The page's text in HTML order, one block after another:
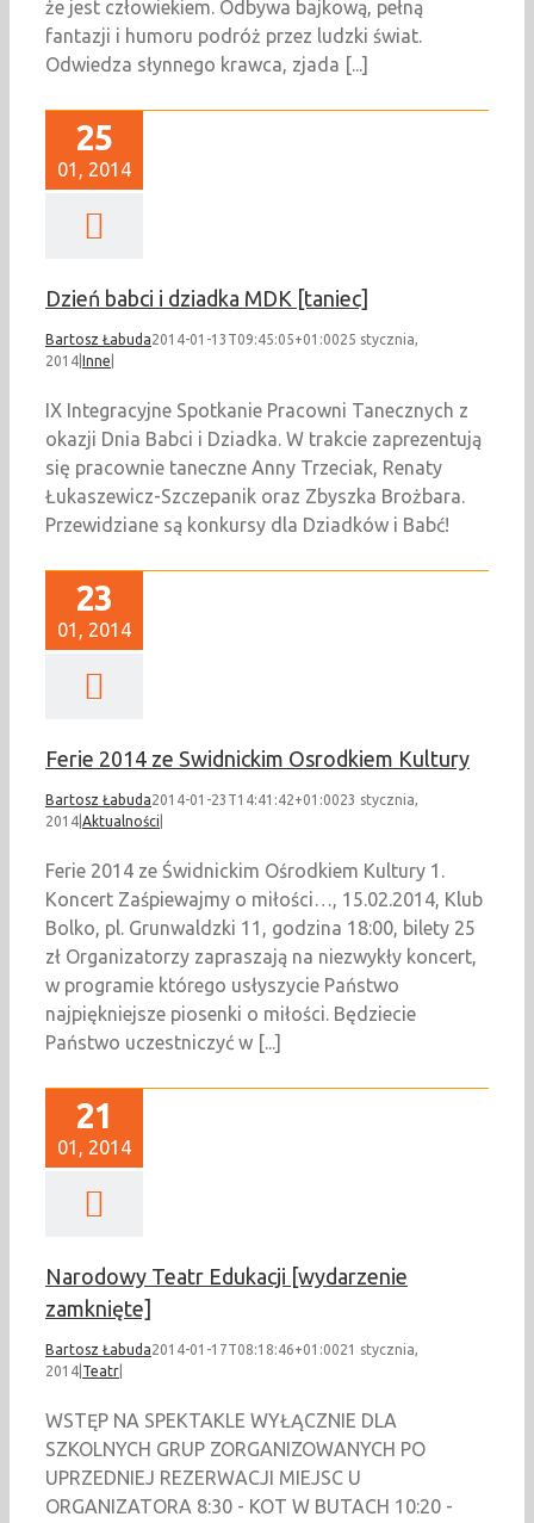
że jest człowiekiem. Odbywa bajkową, pełną
fantazji i humoru podróż przez ludzki świat.
Odwiedza słynnego krawca, zjada [...]
25
01, 2014
Dzień babci i dziadka MDK [taniec]
Bartosz Łabuda2014-01-13T09:45:05+01:0025 stycznia,
2014 Inne
IX Integracyjne Spotkanie Pracowni Tanecznych z
okazji Dnia Babci i Dziadka. W trakcie zaprezentują
się pracownie taneczne Anny Trzeciak, Renaty
Łukaszewicz-Szczepanik oraz Zbyszka Brożbara.
Przewidziane są konkursy dla Dziadków i Babć!
23
01, 2014
Ferie 2014 ze Swidnickim Osrodkiem Kultury
Bartosz Łabuda2014-01-23T14:41:42+01:0023 stycznia,
2014 Aktualności
Ferie 2014 ze Świdnickim Ośrodkiem Kultury 1.
Koncert Zaśpiewajmy o miłości…, 15.02.2014, Klub
Bolko, pl. Grunwaldzki 11, godzina 18:00, bilety 25
zł Organizatorzy zapraszają na niezwykły koncert,
w programie którego usłyszycie Państwo
najpiękniejsze piosenki o miłości. Będziecie
Państwo uczestniczyć w [...]
21
01, 2014
Narodowy Teatr Edukacji [wydarzenie
zamknięte]
Bartosz Łabuda2014-01-17T08:18:46+01:0021 stycznia,
2014 Teatr
WSTĘP NA SPEKTAKLE WYŁĄCZNIE DLA
SZKOLNYCH GRUP ZORGANIZOWANYCH PO
UPRZEDNIEJ REZERWACJI MIEJSC U
ORGANIZATORA 8:30 - KOT W BUTACH 10:20 -